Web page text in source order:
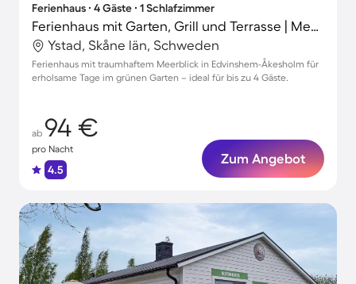
Ferienhaus ∙ 4 Gäste ∙ 1 Schlafzimmer
Ferienhaus mit Garten, Grill und Terrasse | Meerblick
Ystad, Skåne län, Schweden
Ferienhaus mit traumhaftem Meerblick in Edvinshem-Åkesholm für
erholsame Tage im grünen Garten – ideal für bis zu 4 Gäste.
ab 94 €
pro Nacht
4.5
Zum Angebot